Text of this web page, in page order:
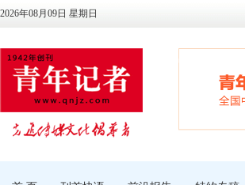
2026年08月09日 星期日